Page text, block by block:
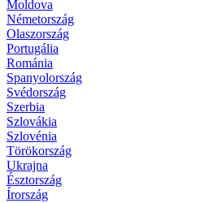
Moldova
Németország
Olaszország
Portugália
Románia
Spanyolország
Svédország
Szerbia
Szlovákia
Szlovénia
Törökország
Ukrajna
Észtország
Írország